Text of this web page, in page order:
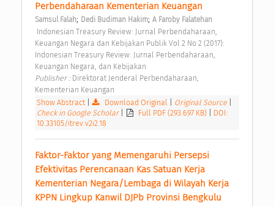
Perbendaharaan Kementerian Keuangan
Samsul Falah; Dedi Budiman Hakim; A Faroby Falatehan
Keuangan Negara dan Kebijakan Publik Vol 2 No 2 (2017):
Indonesian Treasury Review: Jurnal Perbendaharaan,
Keuangan Negara, dan Kebijakan
Publisher : Direktorat Jenderal Perbendaharaan,
Kementerian Keuangan
Show Abstract| Download Original Original Source
Check in Google Scholar
Full PDF (293.697 KB)
DOI:
10.33105/itrev.v2i2.18
Faktor-Faktor yang Memengaruhi Persepsi
Efektivitas Perencanaan Kas Satuan Kerja
Kementerian Negara/Lembaga di Wilayah Kerja
KPPN Lingkup Kanwil DJPb Provinsi Bengkulu